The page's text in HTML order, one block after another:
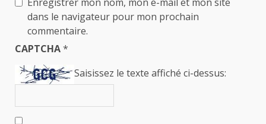
dans le navigateur pour mon prochain
commentaire.
CAPTCHA*
Saisissez le texte affiché ci-dessus: